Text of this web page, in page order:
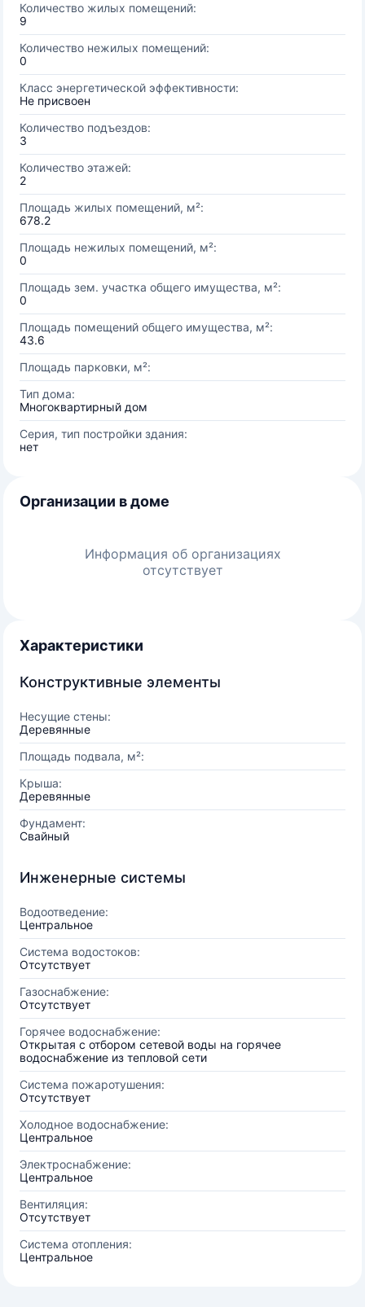
Количество жилых помещений:
9
Количество нежилых помещений:
0
Класс энергетической эффективности:
Не присвоен
Количество подъездов:
3
Количество этажей:
2
Площадь жилых помещений, м²:
678.2
Площадь нежилых помещений, м²:
0
Площадь зем. участка общего имущества, м²:
0
Площадь помещений общего имущества, м²:
43.6
Площадь парковки, м²:
Тип дома:
Многоквартирный дом
Серия, тип постройки здания:
нет
Организации в доме
Информация об организациях
отсутствует
Характеристики
Конструктивные элементы
Несущие стены:
Деревянные
Площадь подвала, м²:
Крыша:
Деревянные
Фундамент:
Свайный
Инженерные системы
Водоотведение:
Центральное
Система водостоков:
Отсутствует
Газоснабжение:
Отсутствует
Горячее водоснабжение:
Открытая с отбором сетевой воды на горячее
водоснабжение из тепловой сети
Система пожаротушения:
Отсутствует
Холодное водоснабжение:
Центральное
Электроснабжение:
Центральное
Вентиляция:
Отсутствует
Система отопления:
Центральное